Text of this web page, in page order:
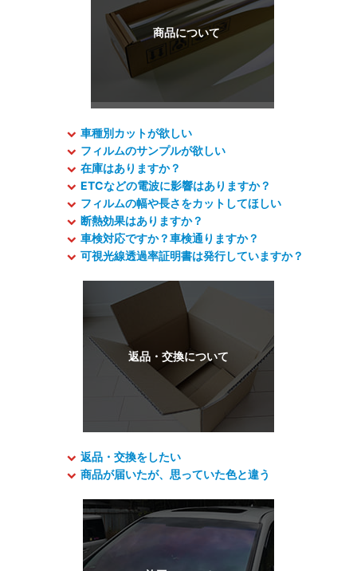
車種別カットが欲しい
フィルムのサンプルが欲しい
在庫はありますか？
ETCなどの電波に影響はありますか？
フィルムの幅や長さをカットしてほしい
断熱効果はありますか？
車検対応ですか？車検通りますか？
可視光線透過率証明書は発行していますか？
返品・交換をしたい
商品が届いたが、思っていた色と違う